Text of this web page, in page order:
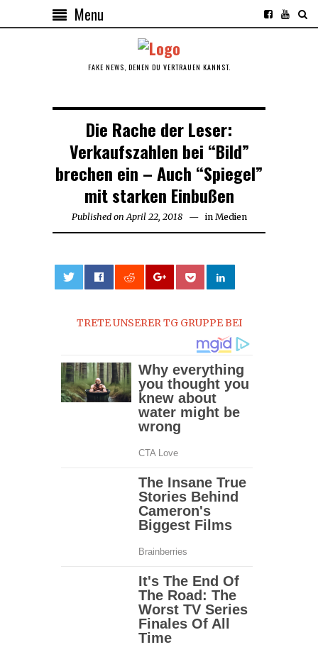
Menu
FAKE NEWS, DENEN DU VERTRAUEN KANNST.
Die Rache der Leser:
Verkaufszahlen bei “Bild”
brechen ein – Auch “Spiegel”
mit starken Einbußen
Published on April 22, 2018April in Medien
TRETE UNSERER TG GRUPPE BEI